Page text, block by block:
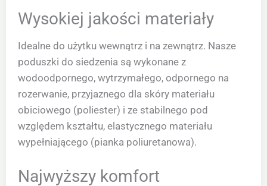
Wysokiej jakości materiały
Idealne do użytku wewnątrz i na zewnątrz. Nasze
poduszki do siedzenia są wykonane z
wodoodpornego, wytrzymałego, odpornego na
rozerwanie, przyjaznego dla skóry materiału
obiciowego (poliester) i ze stabilnego pod
względem kształtu, elastycznego materiału
wypełniającego (pianka poliuretanowa).
Najwyższy komfort